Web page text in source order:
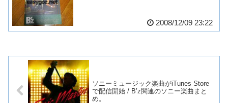
2008/12/09 23:22
ソニーミュージック楽曲がiTunes Store
で配信開始 / B’z関連のソニー楽曲まと
め。